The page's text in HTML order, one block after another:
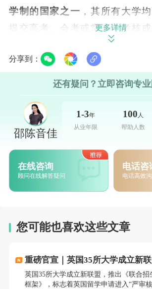
学制的国家之一 ，其所有大学
提交高考、会考或常态性考核
澳大利亚和新西兰
接受中国高考成绩，这其中包括
名的高等院校，例如澳洲国立
和奥克兰大学等。只要达到当
线，学生就会有非常多的选择
与此相似，在欧洲和亚洲的
区，也接受高考成绩来进行申请
法国，其中有些甚至将高考成绩
学生申请的必要前提之一。而
通道"进入。
提交高考成绩来申请本科。不
News排名中位居前100，例如
更多详情
分享到：
还有疑问？立即咨询专业
邵陈音佳
1-3年
从业年限
100 人
帮助人数
在线咨询
顾问在线解答疑问
电话咨
电话高效
您可能也喜欢这些文章
重磅官宣｜英国35所大学成立新
年的“宽进”假象，彻底破灭
英国35所大学成立新联盟，推出《联合招
框架》，标志着英国留学申请进入“严审核